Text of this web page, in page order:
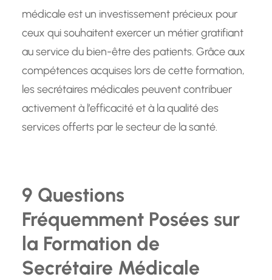
médicale est un investissement précieux pour
ceux qui souhaitent exercer un métier gratifiant
au service du bien-être des patients. Grâce aux
compétences acquises lors de cette formation,
les secrétaires médicales peuvent contribuer
activement à l’efficacité et à la qualité des
services offerts par le secteur de la santé.
9 Questions
Fréquemment Posées sur
la Formation de
Secrétaire Médicale